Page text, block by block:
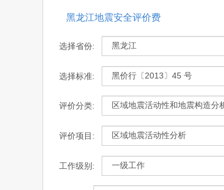
黑龙江地震安全评价费
选择省份:
选择标准:
评价分类:
评价项目:
工作级别: